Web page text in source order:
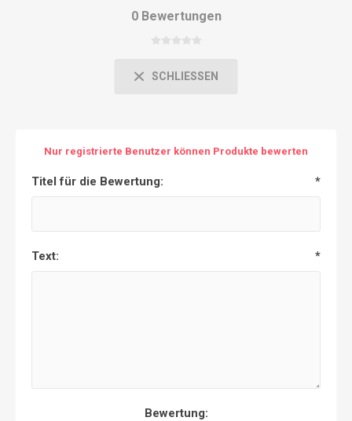
0 Bewertungen
SCHLIESSEN
Nur registrierte Benutzer können Produkte bewerten
Titel für die Bewertung: *
Text: *
Bewertung: